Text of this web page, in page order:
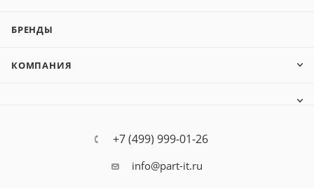
БРЕНДЫ
КОМПАНИЯ
+7 (499) 999-01-26
info@part-it.ru